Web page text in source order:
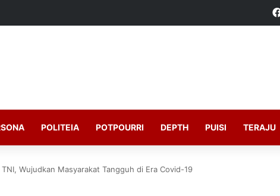
POLITEIA POTPOURRI DEPTH PUISI TERAJU
Wujudkan Masyarakat Tangguh di Era Covid-19